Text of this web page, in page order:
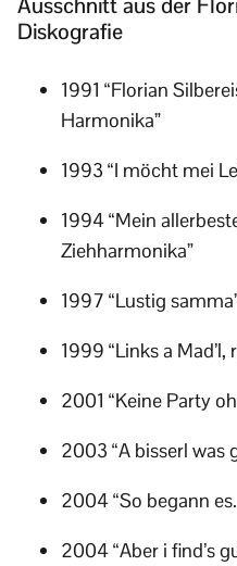
Diskografie
1991 “Florian
Harmonika”
1993 “I möcht mei
1994 “Mein
Ziehharmonika”
1997 “Lustig
1999 “Links a Mad’l,
2001 “Keine Party
2003 “A bisserl was
2004 “So begann
2004 “Aber i find’s